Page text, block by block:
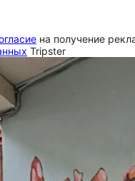
на получение
Tripster